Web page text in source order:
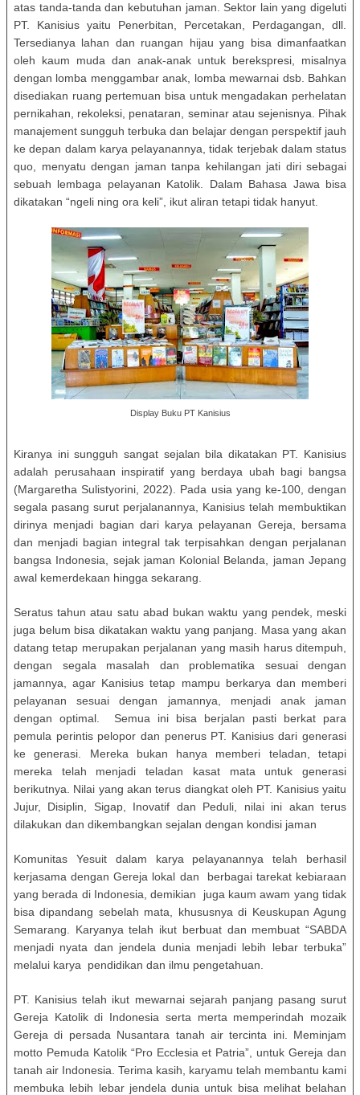
atas tanda-tanda dan kebutuhan jaman. Sektor lain yang digeluti
PT. Kanisius yaitu Penerbitan, Percetakan, Perdagangan, dll.
Tersedianya lahan dan ruangan hijau yang bisa dimanfaatkan
oleh kaum muda dan anak-anak untuk berekspresi, misalnya
dengan lomba menggambar anak, lomba mewarnai dsb. Bahkan
disediakan ruang pertemuan bisa untuk mengadakan perhelatan
pernikahan, rekoleksi, penataran, seminar atau sejenisnya. Pihak
manajement sungguh terbuka dan belajar dengan perspektif jauh
ke depan dalam karya pelayanannya, tidak terjebak dalam status
quo, menyatu dengan jaman tanpa kehilangan jati diri sebagai
sebuah lembaga pelayanan Katolik. Dalam Bahasa Jawa bisa
dikatakan “ngeli ning ora keli”, ikut aliran tetapi tidak hanyut.
Display Buku PT Kanisius
Kiranya ini sungguh sangat sejalan bila dikatakan PT. Kanisius
adalah perusahaan inspiratif yang berdaya ubah bagi bangsa
(Margaretha Sulistyorini, 2022). Pada usia yang ke-100, dengan
segala pasang surut perjalanannya, Kanisius telah membuktikan
dirinya menjadi bagian dari karya pelayanan Gereja, bersama
dan menjadi bagian integral tak terpisahkan dengan perjalanan
bangsa Indonesia, sejak jaman Kolonial Belanda, jaman Jepang
awal kemerdekaan hingga sekarang.
Seratus tahun atau satu abad bukan waktu yang pendek, meski
juga belum bisa dikatakan waktu yang panjang. Masa yang akan
datang tetap merupakan perjalanan yang masih harus ditempuh,
dengan segala masalah dan problematika sesuai dengan
jamannya, agar Kanisius tetap mampu berkarya dan memberi
pelayanan sesuai dengan jamannya, menjadi anak jaman
dengan optimal. Semua ini bisa berjalan pasti berkat para
pemula perintis pelopor dan penerus PT. Kanisius dari generasi
ke generasi. Mereka bukan hanya memberi teladan, tetapi
mereka telah menjadi teladan kasat mata untuk generasi
berikutnya. Nilai yang akan terus diangkat oleh PT. Kanisius yaitu
Jujur, Disiplin, Sigap, Inovatif dan Peduli, nilai ini akan terus
dilakukan dan dikembangkan sejalan dengan kondisi jaman
Komunitas Yesuit dalam karya pelayanannya telah berhasil
kerjasama dengan Gereja lokal dan berbagai tarekat kebiaraan
yang berada di Indonesia, demikian juga kaum awam yang tidak
bisa dipandang sebelah mata, khususnya di Keuskupan Agung
Semarang. Karyanya telah ikut berbuat dan membuat “SABDA
menjadi nyata dan jendela dunia menjadi lebih lebar terbuka”
melalui karya pendidikan dan ilmu pengetahuan.
PT. Kanisius telah ikut mewarnai sejarah panjang pasang surut
Gereja Katolik di Indonesia serta merta memperindah mozaik
Gereja di persada Nusantara tanah air tercinta ini. Meminjam
motto Pemuda Katolik “Pro Ecclesia et Patria”, untuk Gereja dan
tanah air Indonesia. Terima kasih, karyamu telah membantu kami
membuka lebih lebar jendela dunia untuk bisa melihat belahan